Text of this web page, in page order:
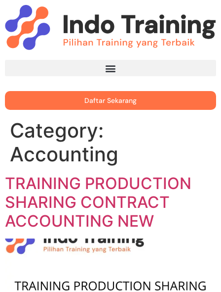
Daftar Sekarang
Category:
Accounting
TRAINING PRODUCTION
SHARING CONTRACT
ACCOUNTING NEW